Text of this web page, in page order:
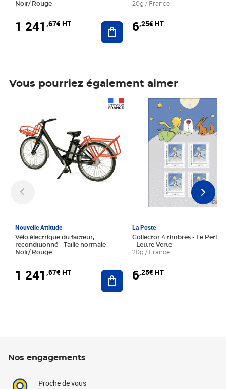
Noir/ Rouge
1 241 ,67€ HT Ajouter au panier
20g / France
6,25€ HT
Vous pourriez également aimer
Nouvelle Attitude
Vélo électrique du facteur,
reconditionné - Taille normale -
Noir/ Rouge
1 241 ,67€ HT Ajouter au panier
La Poste
Collector 4 timbres - Le Petit
- Lettre Verte
20g / France
6,25€ HT
Prix 6,25€ HT
Nos engagements
Proche de vous